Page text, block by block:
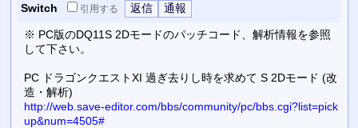
Switch
引用する
※ PC版のDQ11S 2Dモードのパッチコード、解析情報を参照
して下さい。
PC ドラゴンクエストXI 過ぎ去りし時を求めて S 2Dモード (改
造・解析)
http://web.save-editor.com/bbs/community/pc/bbs.cgi?list=pick
up&num=4505#